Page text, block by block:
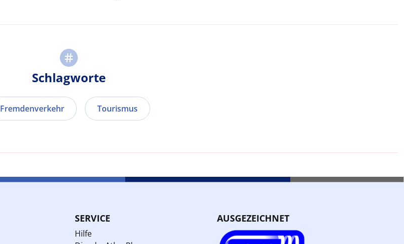
Schlagworte
Fremdenverkehr Tourismus
SERVICE
Hilfe
AUSGEZEICHNET